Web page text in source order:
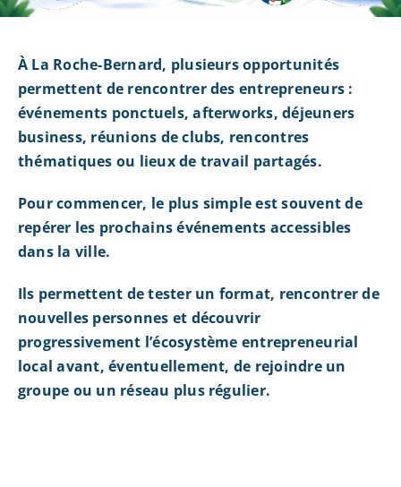
À La Roche-Bernard, plusieurs opportunités
permettent de rencontrer des entrepreneurs :
événements ponctuels, afterworks, déjeuners
business, réunions de clubs, rencontres
thématiques ou lieux de travail partagés.
Pour commencer, le plus simple est souvent de
repérer les prochains événements accessibles
dans la ville.
Ils permettent de tester un format, rencontrer de
nouvelles personnes et découvrir
progressivement l’écosystème entrepreneurial
local avant, éventuellement, de rejoindre un
groupe ou un réseau plus régulier.